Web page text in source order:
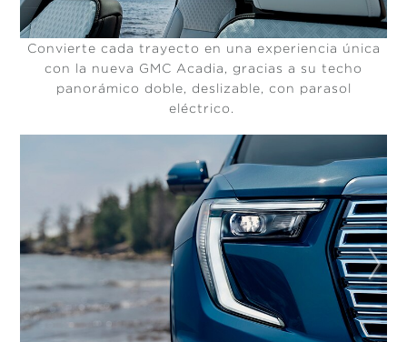
Convierte cada trayecto en una experiencia única
con la nueva GMC Acadia, gracias a su techo
panorámico doble, deslizable, con parasol
eléctrico.